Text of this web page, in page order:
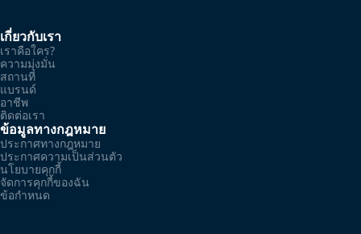
เกี่ยวกับเรา
เราคือใคร?
ความมุ่งมั่น
สถานที่
แบรนด์
อาชีพ
ติดต่อเรา
ข้อมูลทางกฎหมาย
ประกาศทางกฎหมาย
ประกาศความเป็นส่วนตัว
นโยบายคุกกี้
จัดการคุกกี้ของฉัน
ข้อกำหนด